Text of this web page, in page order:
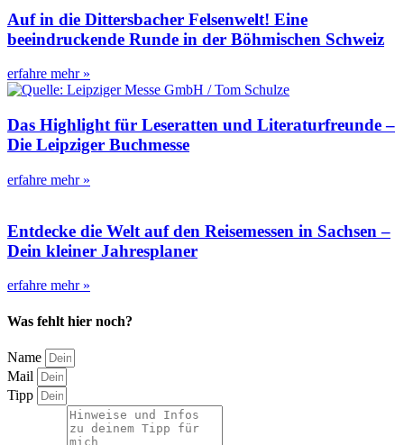
Auf in die Dittersbacher Felsenwelt! Eine
beeindruckende Runde in der Böhmischen Schweiz
erfahre mehr »
Das Highlight für Leseratten und Literaturfreunde –
Die Leipziger Buchmesse
erfahre mehr »
Entdecke die Welt auf den Reisemessen in Sachsen –
Dein kleiner Jahresplaner
erfahre mehr »
Was fehlt hier noch?
Name
Mail
Tipp